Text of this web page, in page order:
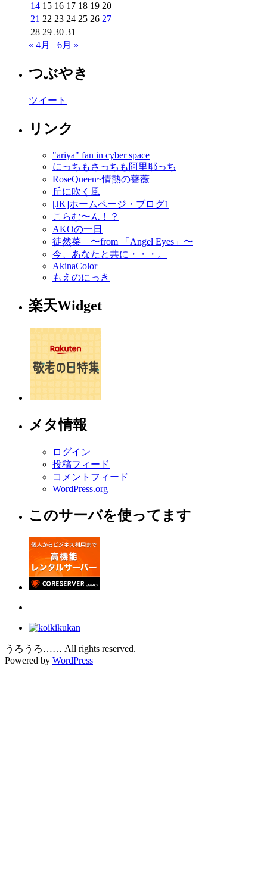
14 15 16 17 18 19 20
21 22 23 24 25 26 27
28 29 30 31
« 4月
6月 »
つぶやき
ツイート
リンク
"ariya" fan in cyber space
にっちもさっちも阿里耶っち
RoseQueen~情熱の薔薇
丘に吹く風
[JK]ホームページ・ブログ1
こらむ〜ん！？
AKOの一日
徒然菜 〜from 「Angel Eyes」〜
今、あなたと共に・・・。
AkinaColor
もえのにっき
楽天Widget
メタ情報
ログイン
投稿フィード
コメントフィード
WordPress.org
このサーバを使ってます
うろうろ…… All rights reserved.
Powered by WordPress